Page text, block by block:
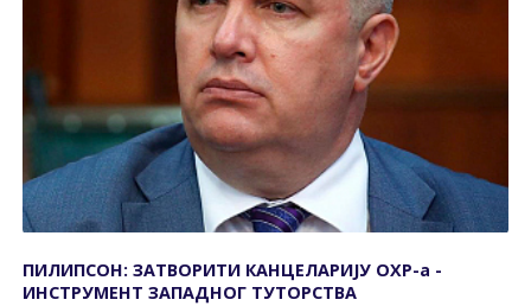
ПИЛИПСОН: ЗАТВОРИТИ КАНЦЕЛАРИЈУ ОХР-а -
ИНСТРУМЕНТ ЗАПАДНОГ ТУТОРСТВА